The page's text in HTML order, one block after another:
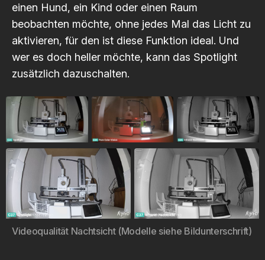
einen Hund, ein Kind oder einen Raum
beobachten möchte, ohne jedes Mal das Licht zu
aktivieren, für den ist diese Funktion ideal. Und
wer es doch heller möchte, kann das Spotlight
zusätzlich dazuschalten.
Videoqualität Nachtsicht (Modelle siehe Bildunterschrift)